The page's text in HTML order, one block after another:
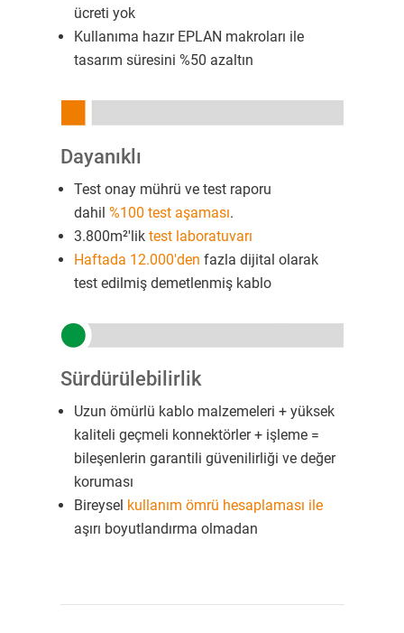
ücreti yok
Kullanıma hazır EPLAN makroları ile
tasarım süresini %50 azaltın
Dayanıklı
Test onay mührü ve test raporu
dahil %100 test aşaması.
3.800m²'lik test laboratuvarı
Haftada 12.000'den fazla dijital olarak
test edilmiş demetlenmiş kablo
Sürdürülebilirlik
Uzun ömürlü kablo malzemeleri + yüksek
kaliteli geçmeli konnektörler + işleme =
bileşenlerin garantili güvenilirliği ve değer
koruması
Bireysel kullanım ömrü hesaplaması ile
aşırı boyutlandırma olmadan